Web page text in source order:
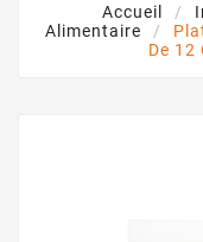
Accueil
Alimentaire
De 12